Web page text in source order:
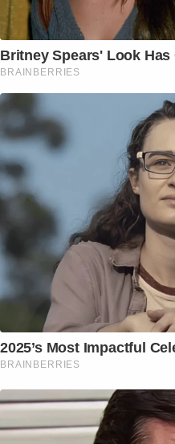
Britney Spears' Look
BRAINBERRIES
2025’s Most Impactful
BRAINBERRIES